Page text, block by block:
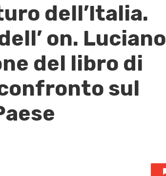
dell’Italia.
on. Luciano
del libro di
sul